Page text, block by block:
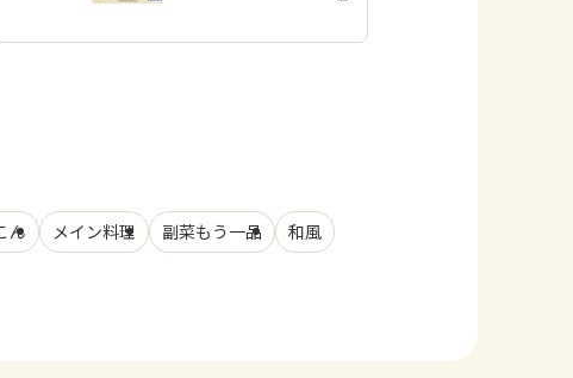
ん メイン料理 副菜もう一品
和風